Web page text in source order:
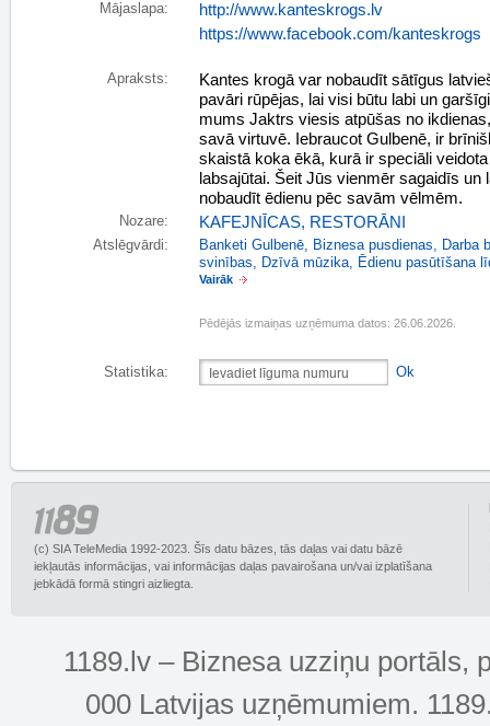
Mājaslapa:
http://www.kanteskrogs.lv
https://www.facebook.com/kanteskrogs
Apraksts:
Kantes krogā var nobaudīt sātīgus
pavāri rūpējas, lai visi būtu labi un
mums Jaktrs viesis atpūšas no
savā virtuvē. Iebraucot Gulbenē, ir
skaistā koka ēkā, kurā ir speciāli
labsajūtai. Šeit Jūs vienmēr sagaidīs un
nobaudīt ēdienu pēc savām vēlmēm.
Nozare: KAFEJNĪCAS, RESTORĀNI
Atslēgvārdi: Banketi Gulbenē, Biznesa pusdienas, Darba
svinības, Dzīvā mūzika, Ēdienu pasūtīšana
Vairāk
Pēdējās izmaiņas uzņēmuma datos: 26.06.2026.
Statistika: Ok
(c) SIA TeleMedia 1992-2023. Šīs datu bāzes, tās daļas vai datu bāzē
iekļautās informācijas, vai informācijas daļas pavairošana un/vai izplatīšana
jebkādā formā stingri aizliegta.
1189.lv – Biznesa uzziņu portāls,
000 Latvijas uzņēmumiem.